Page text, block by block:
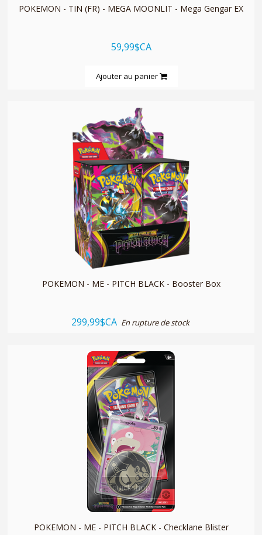
POKEMON - TIN (FR) - MEGA MOONLIT - Mega Gengar EX
59,99$CA
Ajouter au panier
quickshop
POKEMON - ME - PITCH BLACK - Booster Box
299,99$CA En rupture de stock
quickshop
POKEMON - ME - PITCH BLACK - Checklane Blister